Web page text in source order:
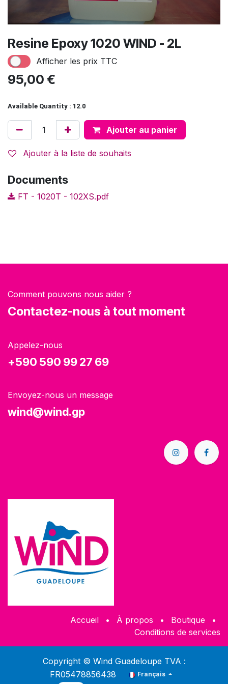
Resine Epoxy 1020 WIND - 2L
Afficher les prix TTC
95,00 €
Available Quantity : 12.0
Ajouter au panier
Ajouter à la liste de souhaits
Documents
FT - 1020T - 102XS.pdf
Comment pouvons nous aider ?
Contactez-nous à tout moment
Appelez-nous
+590 590 99 27 69
Envoyez-nous un message
wind@wind.gp
Accueil • À propos • Boutique
•
Conditions de services
Copyright © Wind Guadeloupe TVA :
FR05478856438
Français